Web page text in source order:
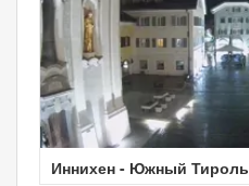
Иннихен - Южный Тироль